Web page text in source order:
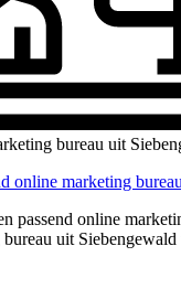
bureau uit
online marketing bureau
passend online
bureau uit